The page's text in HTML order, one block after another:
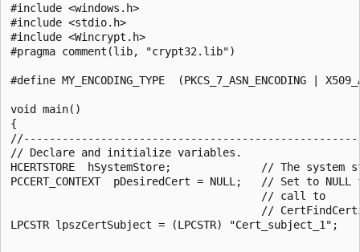
#include <windows.h>
#include <stdio.h>
#include <Wincrypt.h>
#pragma comment(lib, "crypt32.lib")
#define MY_ENCODING_TYPE  (PKCS_7_ASN_ENCODING |
void main()
{
// Declare and initialize variables.
HCERTSTORE  hSystemStore;              // The system
PCCERT_CONTEXT  pDesiredCert = NULL;   // Set to
                                       // call to
//
LPCSTR lpszCertSubject = (LPCSTR) "Cert_subject_1";